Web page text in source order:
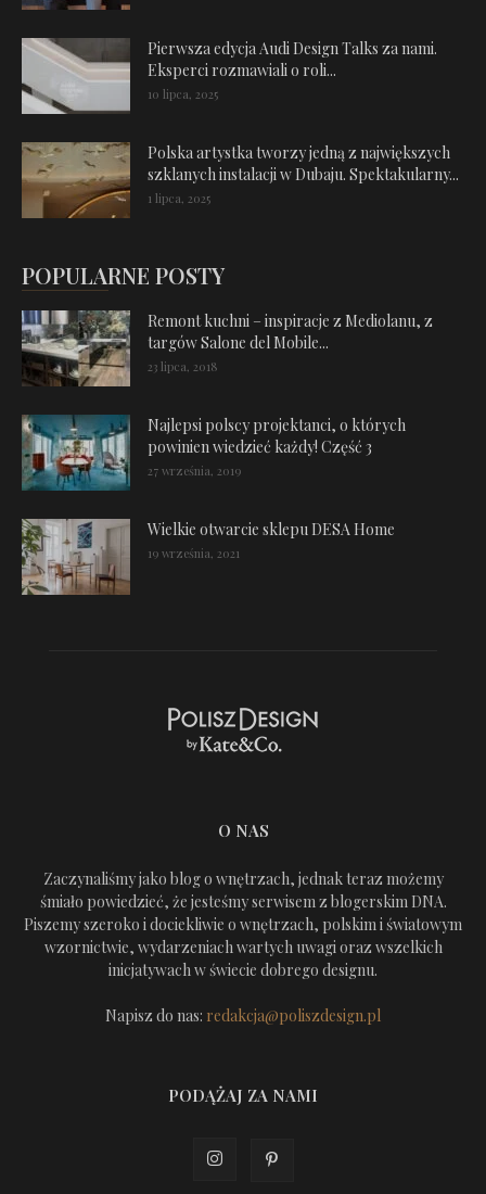
Pierwsza edycja Audi Design Talks za nami.
Eksperci rozmawiali o roli...
10 lipca, 2025
Polska artystka tworzy jedną z największych
szklanych instalacji w Dubaju. Spektakularny...
1 lipca, 2025
POPULARNE POSTY
Remont kuchni – inspiracje z Mediolanu, z
targów Salone del Mobile...
23 lipca, 2018
Najlepsi polscy projektanci, o których
powinien wiedzieć każdy! Część 3
27 września, 2019
Wielkie otwarcie sklepu DESA Home
19 września, 2021
O NAS
Zaczynaliśmy jako blog o wnętrzach, jednak teraz możemy
śmiało powiedzieć, że jesteśmy serwisem z blogerskim DNA.
Piszemy szeroko i dociekliwie o wnętrzach, polskim i światowym
wzornictwie, wydarzeniach wartych uwagi oraz wszelkich
inicjatywach w świecie dobrego designu.
Napisz do nas: redakcja@poliszdesign.pl
PODĄŻAJ ZA NAMI